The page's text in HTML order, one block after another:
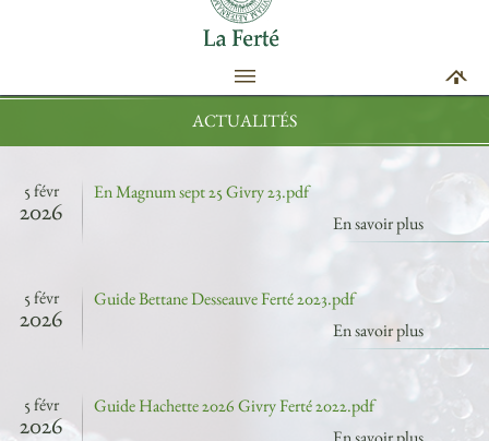
ACTUALITÉS
5 févr
2026
En Magnum sept 25 Givry 23.pdf
En savoir plus
5 févr
2026
Guide Bettane Desseauve Ferté 2023.pdf
En savoir plus
5 févr
2026
Guide Hachette 2026 Givry Ferté 2022.pdf